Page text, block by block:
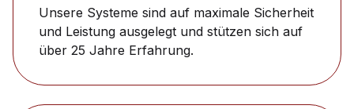
Unsere Systeme sind auf maximale Sicherheit
und Leistung ausgelegt und stützen sich auf
über 25 Jahre Erfahrung.